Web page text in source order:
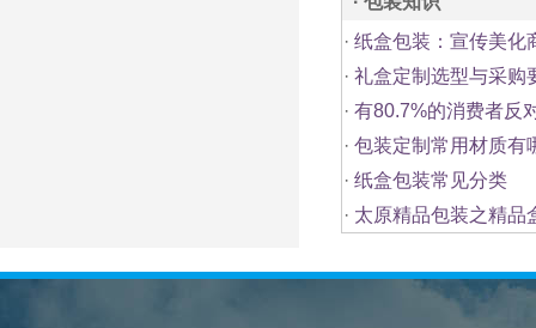
· 纸盒包装：宣传美化
· 礼盒定制选型与采购
· 有80.7%的消费者反
· 包装定制常用材质有
· 纸盒包装常见分类
· 太原精品包装之精品